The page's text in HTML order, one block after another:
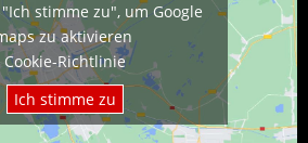
stimme zu", um Google
zu aktivieren
Cookie-Richtlinie
Ich stimme zu